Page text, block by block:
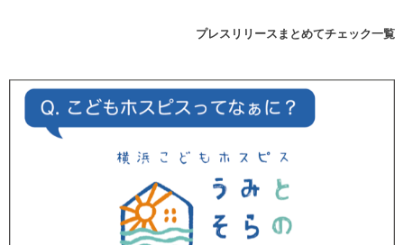
プレスリリースまとめてチェック一覧